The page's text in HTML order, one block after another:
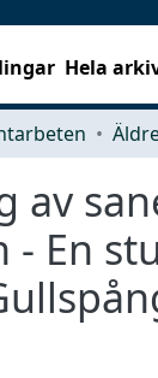
Hela
av
En